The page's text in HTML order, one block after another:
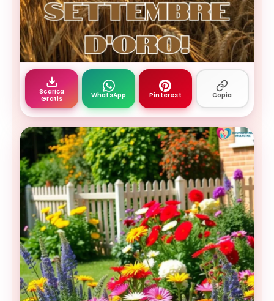
buon settembre - campo di grano dorato sotto
Scarica
Gratis
WhatsApp Pinterest Copia